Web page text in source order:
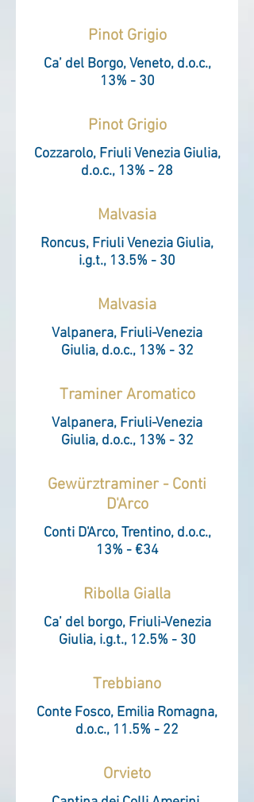
Pinot Grigio
Ca’ del Borgo, Veneto, d.o.c.,
13% - 30
Pinot Grigio
Cozzarolo, Friuli Venezia Giulia,
d.o.c., 13% - 28
Malvasia
Roncus, Friuli Venezia Giulia,
i.g.t., 13.5% - 30
Malvasia
Valpanera, Friuli-Venezia
Giulia, d.o.c., 13% - 32
Traminer Aromatico
Valpanera, Friuli-Venezia
Giulia, d.o.c., 13% - 32
Gewürztraminer - Conti
D'Arco
Conti D'Arco, Trentino, d.o.c.,
13% - €34
Ribolla Gialla
Ca’ del borgo, Friuli-Venezia
Giulia, i.g.t., 12.5% - 30
Trebbiano
Conte Fosco, Emilia Romagna,
d.o.c., 11.5% - 22
Orvieto